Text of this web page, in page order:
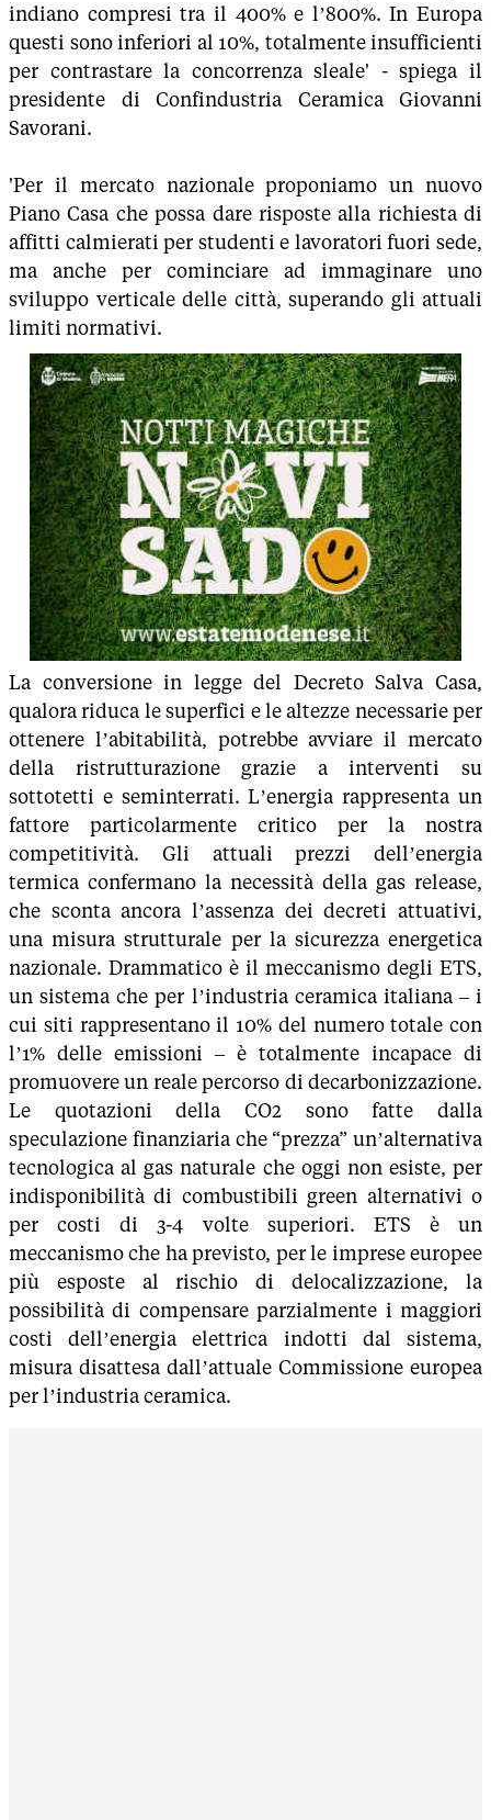
indiano compresi tra il 400% e l’800%. In Europa
questi sono inferiori al 10%, totalmente insufficienti
per contrastare la concorrenza sleale' - spiega il
presidente di Confindustria Ceramica Giovanni
Savorani.
'Per il mercato nazionale proponiamo un nuovo
Piano Casa che possa dare risposte alla richiesta di
affitti calmierati per studenti e lavoratori fuori sede,
ma anche per cominciare ad immaginare uno
sviluppo verticale delle città, superando gli attuali
limiti normativi.
La conversione in legge del Decreto Salva Casa,
qualora riduca le superfici e le altezze necessarie per
ottenere l’abitabilità, potrebbe avviare il mercato
della ristrutturazione grazie a interventi su
sottotetti e seminterrati. L’energia rappresenta un
fattore particolarmente critico per la nostra
competitività. Gli attuali prezzi dell’energia
termica confermano la necessità della gas release,
che sconta ancora l’assenza dei decreti attuativi,
una misura strutturale per la sicurezza energetica
nazionale. Drammatico è il meccanismo degli ETS,
un sistema che per l’industria ceramica italiana – i
cui siti rappresentano il 10% del numero totale con
l’1% delle emissioni – è totalmente incapace di
promuovere un reale percorso di decarbonizzazione.
Le quotazioni della CO2 sono fatte dalla
speculazione finanziaria che “prezza” un’alternativa
tecnologica al gas naturale che oggi non esiste, per
indisponibilità di combustibili green alternativi o
per costi di 3-4 volte superiori. ETS è un
meccanismo che ha previsto, per le imprese europee
più esposte al rischio di delocalizzazione, la
possibilità di compensare parzialmente i maggiori
costi dell’energia elettrica indotti dal sistema,
misura disattesa dall’attuale Commissione europea
per l’industria ceramica.